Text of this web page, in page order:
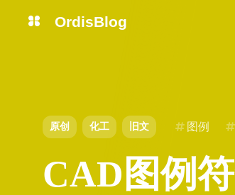
OrdisBlog
原创 化工 旧文 图例
CAD图例